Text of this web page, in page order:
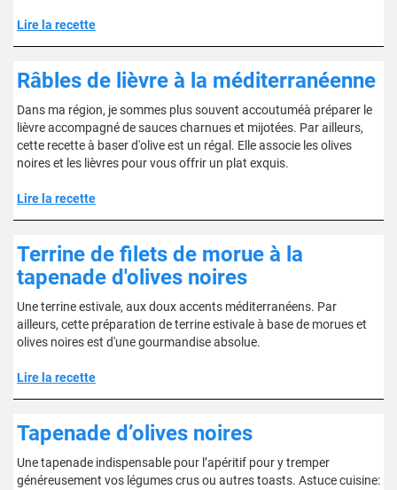
Lire la recette
Râbles de lièvre à la méditerranéenne
Dans ma région, je sommes plus souvent accoutuméà préparer le
lièvre accompagné de sauces charnues et mijotées. Par ailleurs,
cette recette à baser d'olive est un régal. Elle associe les olives
noires et les lièvres pour vous offrir un plat exquis.
Lire la recette
Terrine de filets de morue à la
tapenade d'olives noires
Une terrine estivale, aux doux accents méditerranéens. Par
ailleurs, cette préparation de terrine estivale à base de morues et
olives noires est d'une gourmandise absolue.
Lire la recette
Tapenade d’olives noires
Une tapenade indispensable pour l’apéritif pour y tremper
généreusement vos légumes crus ou autres toasts. Astuce cuisine: